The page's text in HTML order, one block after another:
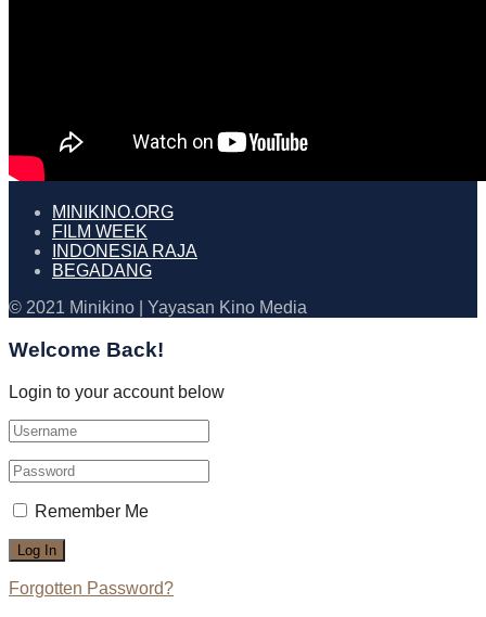
MINIKINO.ORG
FILM WEEK
INDONESIA RAJA
BEGADANG
© 2021 Minikino | Yayasan Kino Media
Welcome Back!
Login to your account below
Remember Me
Forgotten Password?